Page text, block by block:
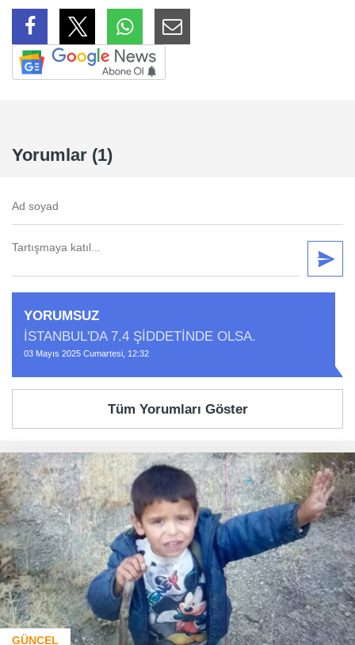
Yorumlar (1)
YORUMSUZ
İSTANBUL'DA 7.4 ŞİDDETİNDE OLSA.
03 Mayıs 2025 Cumartesi, 12:32
Tüm Yorumları Göster
GÜNCEL